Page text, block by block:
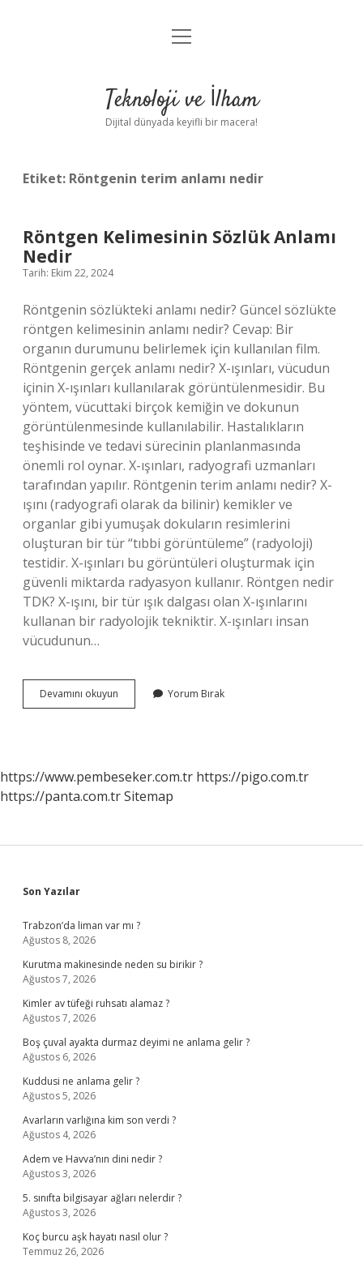
Anasayfa
Yasal Uyarı
menüyü
Teknoloji ve İlham
Dijital dünyada keyifli bir macera!
Etiket: Röntgenin terim anlamı nedir
Röntgen Kelimesinin Sözlük Anlamı
Nedir
Tarih: Ekim 22, 2024
Röntgenin sözlükteki anlamı nedir? Güncel sözlükte
röntgen kelimesinin anlamı nedir? Cevap: Bir
organın durumunu belirlemek için kullanılan film.
Röntgenin gerçek anlamı nedir? X-ışınları, vücudun
içinin X-ışınları kullanılarak görüntülenmesidir. Bu
yöntem, vücuttaki birçok kemiğin ve dokunun
görüntülenmesinde kullanılabilir. Hastalıkların
teşhisinde ve tedavi sürecinin planlanmasında
önemli rol oynar. X-ışınları, radyografi uzmanları
tarafından yapılır. Röntgenin terim anlamı nedir? X-
ışını (radyografi olarak da bilinir) kemikler ve
organlar gibi yumuşak dokuların resimlerini
oluşturan bir tür “tıbbi görüntüleme” (radyoloji)
testidir. X-ışınları bu görüntüleri oluşturmak için
güvenli miktarda radyasyon kullanır. Röntgen nedir
TDK? X-ışını, bir tür ışık dalgası olan X-ışınlarını
kullanan bir radyolojik tekniktir. X-ışınları insan
vücudunun…
Devamını okuyun Röntgen
Kelimesinin
Yorum Bırak
https://www.pembeseker.com.tr https://pigo.com.tr
https://panta.com.trSitemap
Sidebar
Son Yazılar
Trabzon’da liman var mı ?
Ağustos 8, 2026
Kurutma makinesinde neden su birikir ?
Ağustos 7, 2026
Kimler av tüfeği ruhsatı alamaz ?
Ağustos 7, 2026
Boş çuval ayakta durmaz deyimi ne anlama gelir ?
Ağustos 6, 2026
Kuddusi ne anlama gelir ?
Ağustos 5, 2026
Avarların varlığına kim son verdi ?
Ağustos 4, 2026
Adem ve Havva’nın dini nedir ?
Ağustos 3, 2026
5. sınıfta bilgisayar ağları nelerdir ?
Ağustos 3, 2026
Koç burcu aşk hayatı nasıl olur ?
Temmuz 26, 2026